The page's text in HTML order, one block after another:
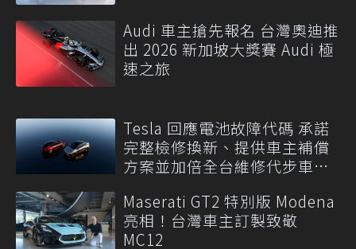
Audi 車主搶先報名 台灣奧迪推
出 2026 新加坡大獎賽 Audi 極
速之旅
Tesla 回應電池故障代碼 承諾
完整檢修換新、提供車主補償
方案並加倍全台維修代步車數
Maserati GT2 特別版 Modena
亮相！台灣車主訂製致敬
MC12